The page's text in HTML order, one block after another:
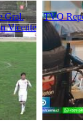
Gral.
Vicente
TVO